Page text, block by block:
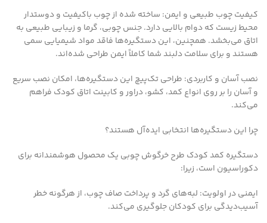
کیفیت چوب طبیعی و ایمن: ساخته شده از چوب باکیفیت و دوستدار
محیط زیست که دوام بالایی دارد. جنس چوبی، گرما و زیبایی طبیعی به
اتاق می‌بخشد. همچنین، این دستگیره‌ها فاقد مواد شیمیایی سمی
هستند و برای سلامت دلبند شما کاملاً ایمن طراحی شده‌اند.
نصب آسان و کاربردی: طراحی تک‌پیچ این دستگیره‌ها، امکان نصب سریع
و آسان را بر روی انواع کمد، کشو، دراور و کابینت اتاق کودک فراهم
می‌کند.
چرا این دستگیره‌ها انتخابی ایده‌آل هستند؟
دستگیره کمد کودک طرح خرگوش چوبی یک محصول هوشمندانه برای
دکوراسیون است، زیرا:
ایمنی در اولویت: لبه‌های گرد و پرداخت صاف چوب، از هرگونه خطر
آسیب‌دیدگی برای کودکان جلوگیری می‌کند.